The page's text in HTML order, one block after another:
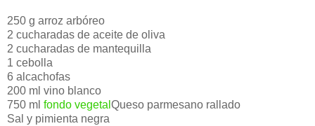
250 g arroz arbóreo
2 cucharadas de aceite de oliva
2 cucharadas de mantequilla
1 cebolla
6 alcachofas
200 ml vino blanco
750 ml fondo vegetal Queso parmesano rallado
Sal y pimienta negra